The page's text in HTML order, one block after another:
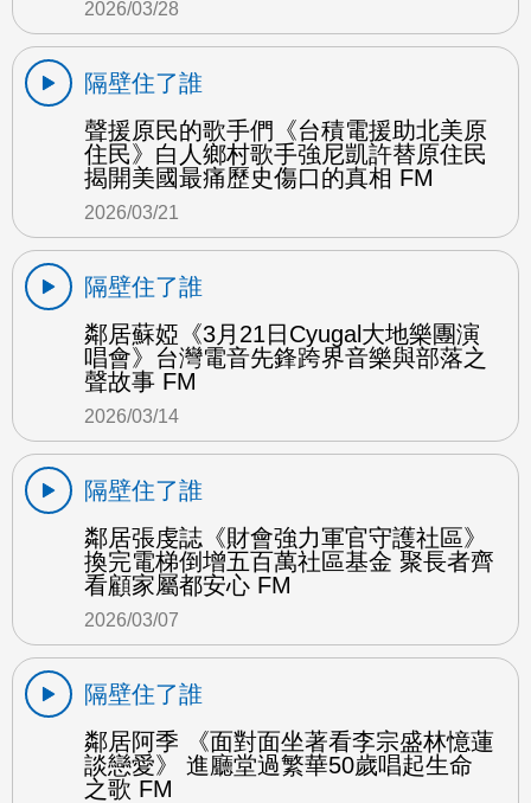
2026/03/28
隔壁住了誰
聲援原民的歌手們《台積電援助北美原
住民》白人鄉村歌手強尼凱許替原住民
揭開美國最痛歷史傷口的真相 FM
2026/03/21
隔壁住了誰
鄰居蘇婭《3月21日Cyugal大地樂團演
唱會》台灣電音先鋒跨界音樂與部落之
聲故事 FM
2026/03/14
隔壁住了誰
鄰居張虔誌《財會強力軍官守護社區》
換完電梯倒增五百萬社區基金 聚長者齊
看顧家屬都安心 FM
2026/03/07
隔壁住了誰
鄰居阿季 《面對面坐著看李宗盛林憶蓮
談戀愛》 進廳堂過繁華50歲唱起生命
之歌 FM